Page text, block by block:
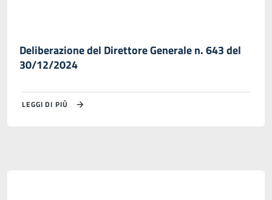
Deliberazione del Direttore Generale n. 643 del
30/12/2024
LEGGI DI PIÙ